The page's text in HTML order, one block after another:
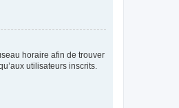
horaire afin de trouver
utilisateurs inscrits.